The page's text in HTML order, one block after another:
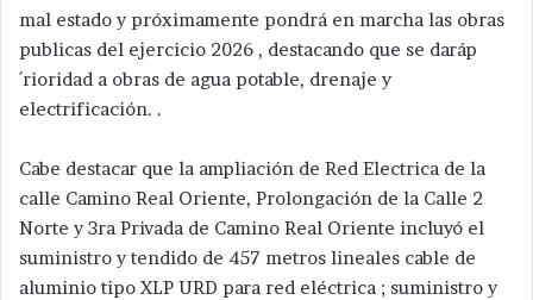
mal estado y próximamente pondrá en marcha las obras
publicas del ejercicio 2026 , destacando que se daráp
´rioridad a obras de agua potable, drenaje y
electrificación. .
Cabe destacar que la ampliación de Red Electrica de la
calle Camino Real Oriente, Prolongación de la Calle 2
Norte y 3ra Privada de Camino Real Oriente incluyó el
suministro y tendido de 457 metros lineales cable de
aluminio tipo XLP URD para red eléctrica ; suministro y